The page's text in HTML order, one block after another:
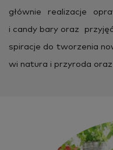
głów­nie re­ali­za­cje
i candy bary oraz
spi­ra­cje do two­rze­nia
wi na­tu­ra i przy­ro­da